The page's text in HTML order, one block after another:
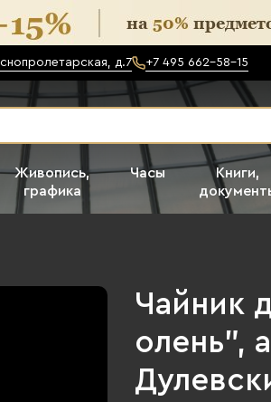
д.7 +7 495 662-58-15
Живопись,
графика
Часы
Книги,
Чайник
олень",